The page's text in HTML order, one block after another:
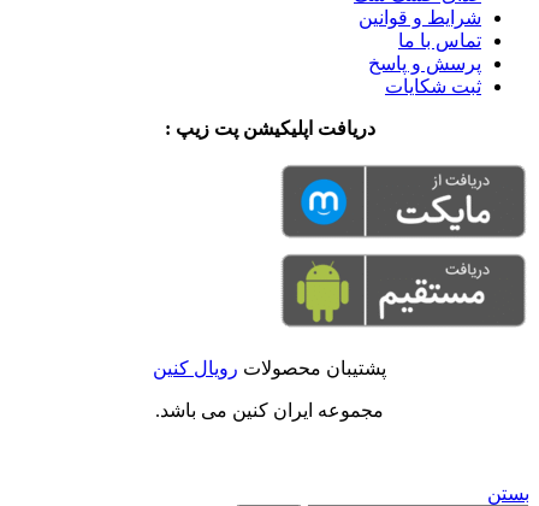
شرایط و قوانین
تماس با ما
پرسش و پاسخ
ثبت شکایات
دریافت اپلیکیشن پت زیپ :
پشتیبان محصولات رویال کنین
مجموعه ایران کنین می باشد.
بستن